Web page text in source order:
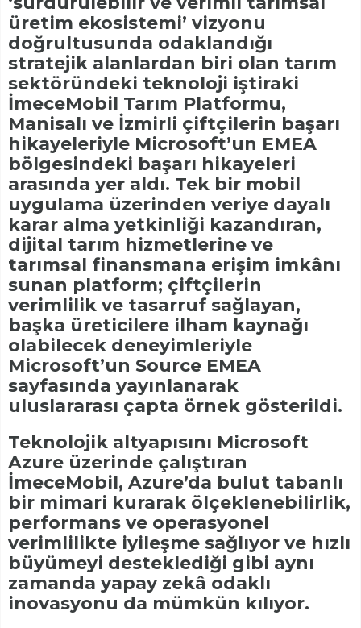
üretim ekosistemi’ vizyonu
doğrultusunda odaklandığı
stratejik alanlardan biri olan tarım
sektöründeki teknoloji iştiraki
İmeceMobil Tarım Platformu,
Manisalı ve İzmirli çiftçilerin başarı
hikayeleriyle Microsoft’un EMEA
bölgesindeki başarı hikayeleri
arasında yer aldı. Tek bir mobil
uygulama üzerinden veriye dayalı
karar alma yetkinliği kazandıran,
dijital tarım hizmetlerine ve
tarımsal finansmana erişim imkânı
sunan platform; çiftçilerin
verimlilik ve tasarruf sağlayan,
başka üreticilere ilham kaynağı
olabilecek deneyimleriyle
Microsoft’un Source EMEA
sayfasında yayınlanarak
uluslararası çapta örnek gösterildi.
Teknolojik altyapısını Microsoft
Azure üzerinde çalıştıran
İmeceMobil, Azure’da bulut tabanlı
bir mimari kurarak ölçeklenebilirlik,
performans ve operasyonel
verimlilikte iyileşme sağlıyor ve hızlı
büyümeyi desteklediği gibi aynı
zamanda yapay zekâ odaklı
inovasyonu da mümkün kılıyor.